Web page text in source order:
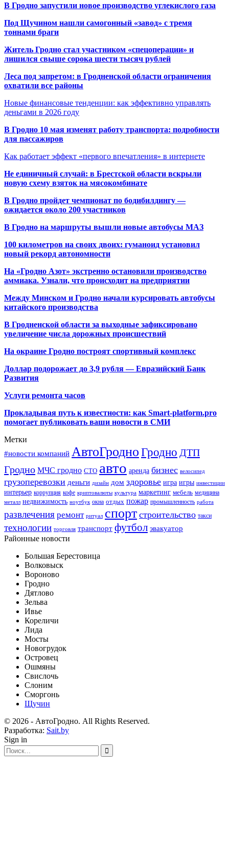
В Гродно запустили новое производство углекислого газа
Под Щучином нашли самогонный «завод» с тремя
тоннами браги
Житель Гродно стал участником «спецоперации» и
лишился свыше сорока шести тысяч рублей
Леса под запретом: в Гродненской области ограничения
охватили все районы
Новые финансовые тенденции: как эффективно управлять
деньгами в 2026 году
В Гродно 10 мая изменят работу транспорта: подробности
для пассажиров
Как работает эффект «первого впечатления» в интернете
Не единичный случай: в Брестской области вскрыли
новую схему взяток на мясокомбинате
В Гродно пройдет чемпионат по бодибилдингу —
ожидается около 200 участников
В Гродно на маршруты вышли новые автобусы МАЗ
100 километров на своих двоих: гуманоид установил
новый рекорд автономности
На «Гродно Азот» экстренно остановили производство
аммиака. Узнали, что происходит на предприятии
Между Минском и Гродно начали курсировать автобусы
китайского производства
В Гродненской области за выходные зафиксировано
увеличение числа дорожных происшествий
На окраине Гродно построят спортивный комплекс
Доллар подорожает до 3,9 рубля — Евразийский Банк
Развития
Услуги ремонта часов
Прокладывая путь к известности: как Smart-platform.pro
помогает публиковать ваши новости в СМИ
Метки
#новости компаний АвтоГродноГродно ДТП
Гродно МЧС гродно СТО авто аренда бизнес велосипед
грузоперевозки деньги дизайн дом здоровье игра игры инвестиции
интерьер коррупция кофе криптовалюты культура маркетинг мебель медицина
металл недвижимость ноутбук окна отдых пожар промышленность работа
развлечения ремонт ритуал спорт строительство такси
технологии торговля транспорт футбол эвакуатор
Районные новости
Большая Берестовица
Волковыск
Вороново
Гродно
Дятлово
Зельва
Ивье
Кореличи
Лида
Мосты
Новогрудок
Островец
Ошмяны
Свислочь
Слоним
Сморгонь
Щучин
© 2026 - АвтоГродно. All Rights Reserved.
Разработка: Sait.by
Sign in